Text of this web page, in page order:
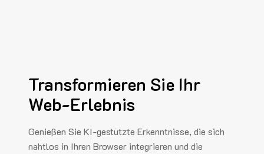
Transformieren Sie Ihr
Web-Erlebnis
Genießen Sie KI-gestützte Erkenntnisse, die sich
nahtlos in Ihren Browser integrieren und die